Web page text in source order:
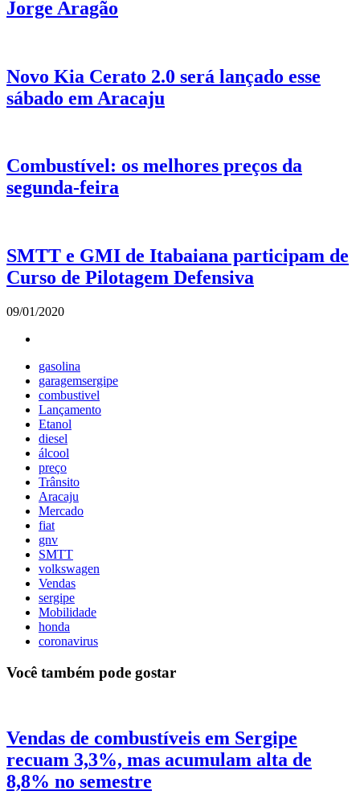
Jorge Aragão
Novo Kia Cerato 2.0 será lançado esse
sábado em Aracaju
Combustível: os melhores preços da
segunda-feira
SMTT e GMI de Itabaiana participam de
Curso de Pilotagem Defensiva
09/01/2020
gasolina
garagemsergipe
combustivel
Lançamento
Etanol
diesel
álcool
preço
Trânsito
Aracaju
Mercado
fiat
gnv
SMTT
volkswagen
Vendas
sergipe
Mobilidade
honda
coronavirus
Você também pode gostar
Vendas de combustíveis em Sergipe
recuam 3,3%, mas acumulam alta de
8,8% no semestre